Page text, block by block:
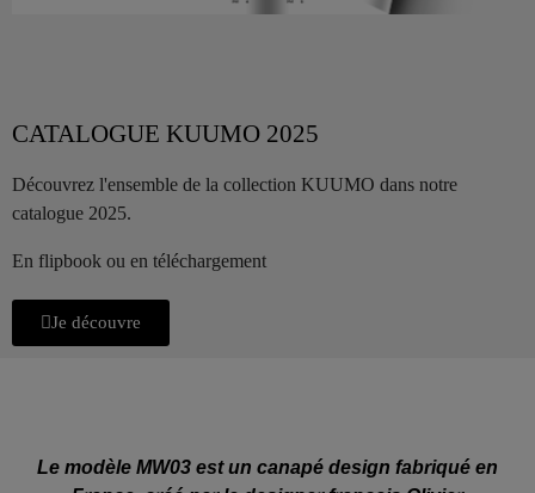
CATALOGUE KUUMO 2025
Découvrez l'ensemble de la collection KUUMO dans notre
catalogue 2025.
En flipbook ou en téléchargement
Je découvre
Le modèle MW03 est un canapé design fabriqué en